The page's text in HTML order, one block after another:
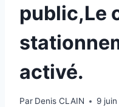
public,Le
activé.
Par Denis CLAIN 9